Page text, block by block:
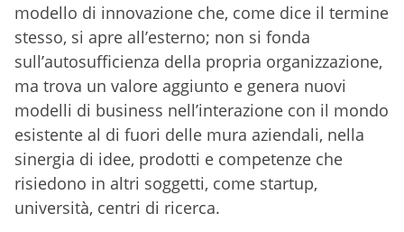
modello di innovazione che, come dice il termine
stesso, si apre all’esterno; non si fonda
sull’autosufficienza della propria organizzazione,
ma trova un valore aggiunto e genera nuovi
modelli di business nell’interazione con il mondo
esistente al di fuori delle mura aziendali, nella
sinergia di idee, prodotti e competenze che
risiedono in altri soggetti, come startup,
università, centri di ricerca.